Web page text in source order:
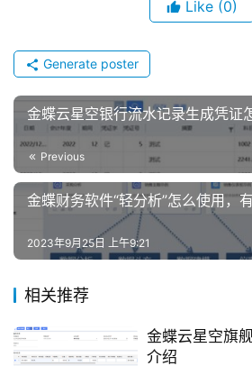
Like (0)
Generate poster
金蝶云星空银行流水记录生成凭证
Previous
金蝶财务软件“轻分析”怎么使用，
2023年9月25日 上午9:21
相关推荐
金蝶云星空旗
介绍